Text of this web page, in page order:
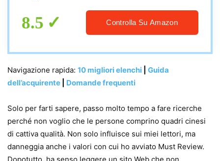
8.5 Controlla Su Amazon
Navigazione rapida: 10 migliori elenchi
Guida
dell’acquirente
Domande frequenti
Solo per farti sapere, passo molto tempo a fare ricerche
perché non voglio che le persone comprino quadri cinesi
di cattiva qualità. Non solo influisce sui miei lettori, ma
danneggia anche i valori con cui ho avviato Must Review.